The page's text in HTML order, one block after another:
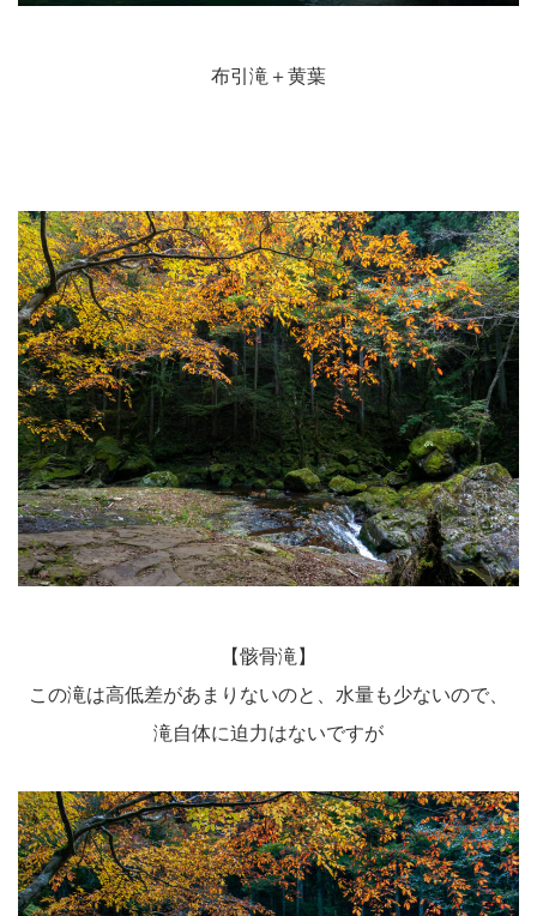
布引滝＋黄葉
【骸骨滝】
この滝は高低差があまりないのと、水量も少ないので、
滝自体に迫力はないですが